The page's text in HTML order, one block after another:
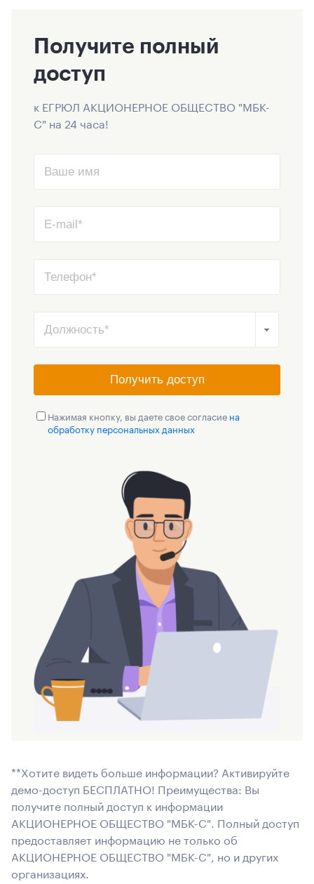
Получите полный
доступ
к ЕГРЮЛ АКЦИОНЕРНОЕ ОБЩЕСТВО "МБК-
С" на 24 часа!
Получить доступ
Нажимая кнопку, вы даете свое согласие на
обработку персональных данных
**Хотите видеть больше информации? Активируйте
демо-доступ БЕСПЛАТНО! Преимущества: Вы
получите полный доступ к информации
АКЦИОНЕРНОЕ ОБЩЕСТВО "МБК-С". Полный доступ
предоставляет информацию не только об
АКЦИОНЕРНОЕ ОБЩЕСТВО "МБК-С", но и других
организациях.